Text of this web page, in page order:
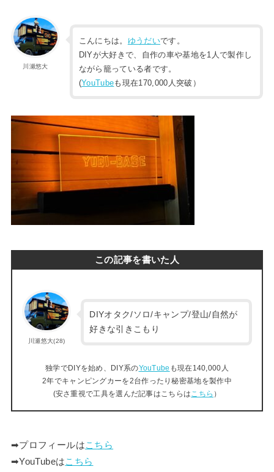
川瀬悠大
こんにちは。 ゆうだいです。
DIYが大好きで、自作の車や基地を1人で製作し
ながら籠っている者です。
(YouTubeも現在170,000人突破）
この記事を書いた人
川瀬悠大(28)
DIYオタク/ソロ/キャンプ/登山/自然が
好きな引きこもり
独学でDIYを始め、DIY系のYouTube も現在140,000人
2年でキャンピングカーを2台作ったり秘密基地を製作中
(安さ重視で工具を選んだ記事はこちらは こちら ）
➡︎プロフィールはこちら
➡︎YouTubeはこちら